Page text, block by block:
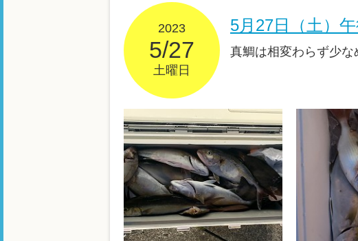
2023
5/27
土曜日
5月27日（土）
真鯛は相変わらず少な